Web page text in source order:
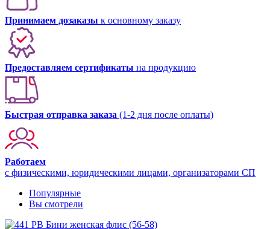
Принимаем дозаказы к основному заказу
Предоставляем сертификаты на продукцию
Быстрая отправка заказа (1-2 дня после оплаты)
Работаем
с физическими, юридическими лицами, организаторами СП
Популярные
Вы смотрели